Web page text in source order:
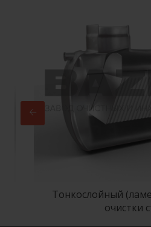
Тонкослойный
очистки